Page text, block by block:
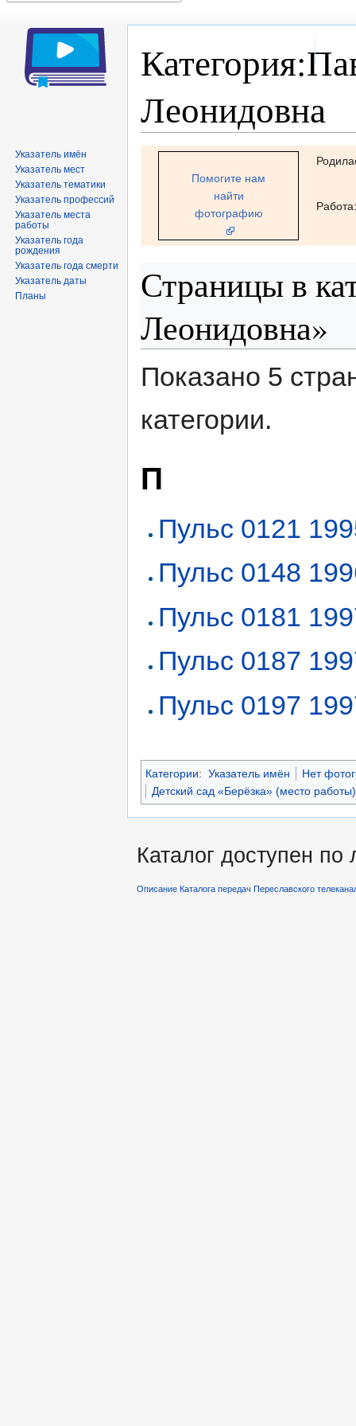
Леонидовна
Перейти
Перейти
Помогите нам
найти
фотографию
Работа:
Страницы в
Леонидовна»
Показано 5
категории.
П
Пульс 0121
Пульс 0148
Пульс 0181
Пульс 0187
Пульс 0197
Категории: Указатель имён
Нет
Детский сад «Берёзка» (место работы)
Указатель имён
Указатель мест
Указатель тематики
Указатель профессий
Указатель места
работы
Указатель года
рождения
Указатель года смерти
Указатель даты
Планы
Каталог доступен
Описание Каталога передач Переславского